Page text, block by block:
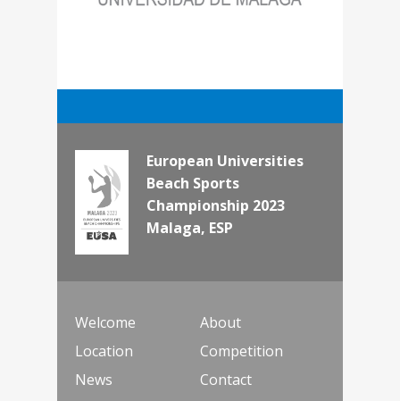
European Universities
Beach Sports
Championship 2023
Malaga, ESP
Welcome
About
Location
Competition
News
Contact